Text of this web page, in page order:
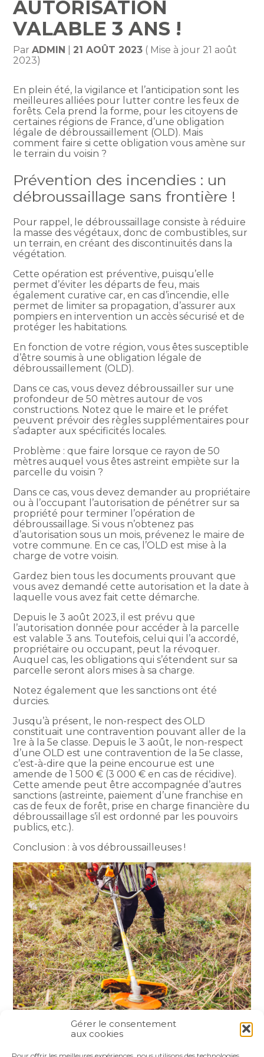
Gérer le consentement
aux cookies
AUTORISATION
VALABLE 3 ANS !
ParADMIN 21 AOÛT 2023 ( Mise à jour 21 août
2023)
En plein été, la vigilance et l’anticipation sont les
meilleures alliées pour lutter contre les feux de
forêts. Cela prend la forme, pour les citoyens de
certaines régions de France, d’une obligation
légale de débroussaillement (OLD). Mais
comment faire si cette obligation vous amène sur
le terrain du voisin ?
Prévention des incendies : un
débroussaillage sans frontière !
Pour rappel, le débroussaillage consiste à réduire
la masse des végétaux, donc de combustibles, sur
un terrain, en créant des discontinuités dans la
végétation.
Cette opération est préventive, puisqu’elle
permet d’éviter les départs de feu, mais
également curative car, en cas d’incendie, elle
permet de limiter sa propagation, d’assurer aux
pompiers en intervention un accès sécurisé et de
protéger les habitations.
En fonction de votre région, vous êtes susceptible
d’être soumis à une obligation légale de
débroussaillement (OLD).
Dans ce cas, vous devez débroussailler sur une
profondeur de 50 mètres autour de vos
constructions. Notez que le maire et le préfet
peuvent prévoir des règles supplémentaires pour
s’adapter aux spécificités locales.
Problème : que faire lorsque ce rayon de 50
mètres auquel vous êtes astreint empiète sur la
parcelle du voisin ?
Dans ce cas, vous devez demander au propriétaire
ou à l’occupant l’autorisation de pénétrer sur sa
propriété pour terminer l’opération de
débroussaillage. Si vous n’obtenez pas
d’autorisation sous un mois, prévenez le maire de
votre commune. En ce cas, l’OLD est mise à la
charge de votre voisin.
Gardez bien tous les documents prouvant que
vous avez demandé cette autorisation et la date à
laquelle vous avez fait cette démarche.
Depuis le 3 août 2023, il est prévu que
l’autorisation donnée pour accéder à la parcelle
est valable 3 ans. Toutefois, celui qui l’a accordé,
propriétaire ou occupant, peut la révoquer.
Auquel cas, les obligations qui s’étendent sur sa
parcelle seront alors mises à sa charge.
Notez également que les sanctions ont été
durcies.
Jusqu’à présent, le non-respect des OLD
constituait une contravention pouvant aller de la
1re à la 5e classe. Depuis le 3 août, le non-respect
d’une OLD est une contravention de la 5e classe,
c’est-à-dire que la peine encourue est une
amende de 1 500 € (3 000 € en cas de récidive).
Cette amende peut être accompagnée d’autres
sanctions (astreinte, paiement d’une franchise en
cas de feux de forêt, prise en charge financière du
débroussaillage s’il est ordonné par les pouvoirs
publics, etc.).
Conclusion : à vos débroussailleuses !